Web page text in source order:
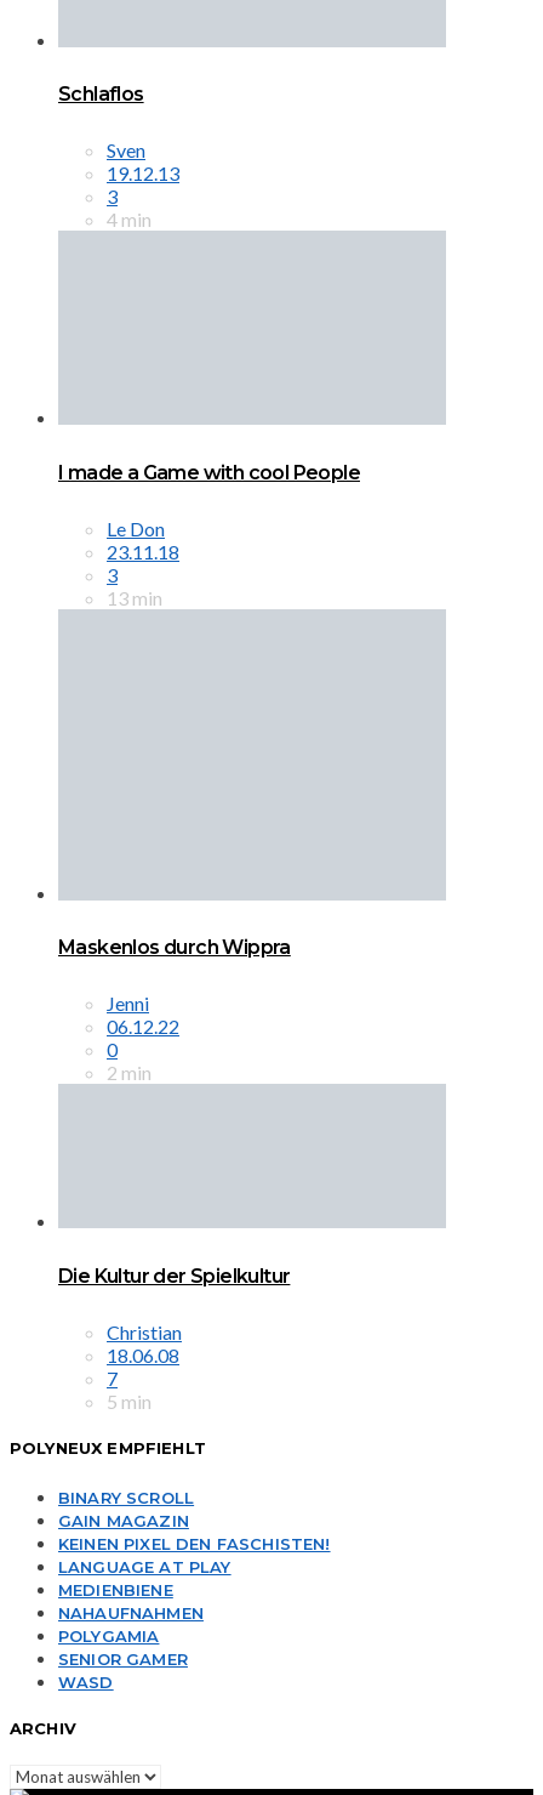
Schlaflos
Sven
19.12.13
3
4 min
I made a Game with cool People
Le Don
23.11.18
3
13 min
Maskenlos durch Wippra
Jenni
06.12.22
0
2 min
Die Kultur der Spielkultur
Christian
18.06.08
7
5 min
POLYNEUX EMPFIEHLT
BINARY SCROLL
GAIN MAGAZIN
KEINEN PIXEL DEN FASCHISTEN!
LANGUAGE AT PLAY
MEDIENBIENE
NAHAUFNAHMEN
POLYGAMIA
SENIOR GAMER
WASD
ARCHIV
Archiv